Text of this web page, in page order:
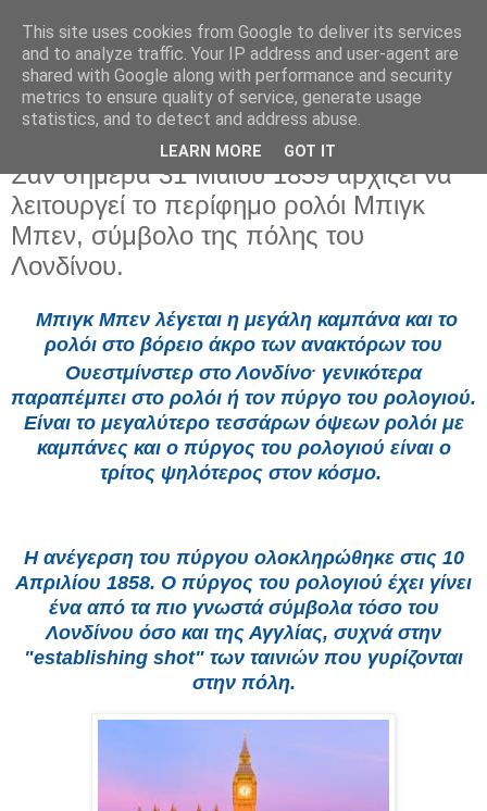
Κυριακή 31 Μαΐου 2026
Σαν σήμερα 31 Μαίου 1859 αρχίζει να
λειτουργεί το περίφημο ρολόι Μπιγκ
Μπεν, σύμβολο της πόλης του
Λονδίνου.
Μπιγκ Μπεν λέγεται η μεγάλη καμπάνα και το
ρολόι στο βόρειο άκρο των ανακτόρων του
Ουεστμίνστερ στο Λονδίνο. γενικότερα
παραπέμπει στο ρολόι ή τον πύργο του ρολογιού.
Είναι το μεγαλύτερο τεσσάρων όψεων ρολόι με
καμπάνες και ο πύργος του ρολογιού είναι ο
τρίτος ψηλότερος στον κόσμο.
Η ανέγερση του πύργου ολοκληρώθηκε στις 10
Απριλίου 1858. Ο πύργος του ρολογιού έχει γίνει
ένα από τα πιο γνωστά σύμβολα τόσο του
Λονδίνου όσο και της Αγγλίας, συχνά στην
"establishing shot" των ταινιών που γυρίζονται
στην πόλη.
This site uses cookies from Google to deliver its services
and to analyze traffic. Your IP address and user-agent are
shared with Google along with performance and security
metrics to ensure quality of service, generate usage
statistics, and to detect and address abuse.
LEARN MORE GOT IT